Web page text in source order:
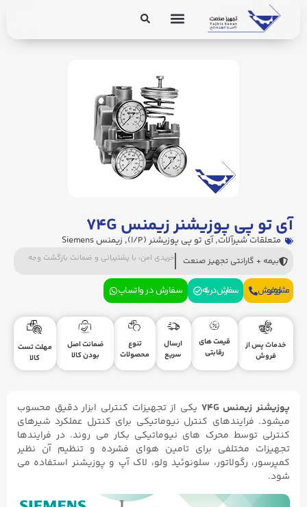
آی تو پی پوزیشنر زیمنس ۷۴G
متعلقات شیرآلات,آی تو پی پوزیشنر (I/P) , زیمنس Siemens
بیمه + گارانتی تجهیز صنعت خریدی امن، با پشتیبانی و ضمانت بازگشت وجه
مشاوره فروش سفارش در بله سفارش در واتساپ
خدمات پس از
فروش
قیمت های
رقابتی
ارسال
سریع
تنوع
محصولات
ضمانت اصل
بودن کالا
مهلت تست
کالا
پوزیشنر زیمنس 74G
یکی از تجهیزات کنترلی ابزار دقیق محسوب
میشود. فرایندهای کنترل نیوماتیکی برای کنترل عملکرد شیرهای
کنترلی توسط محرک های نیوماتیکی بکار می روند. در فرایندها
تجهیزات مختلفی برای تامین هوای فشرده و تنظیم آن نظیر
کمپرسور، رگولاتور، سلونوئید ولو، لاک آپ و پوزیشنر استفاده می
شود.